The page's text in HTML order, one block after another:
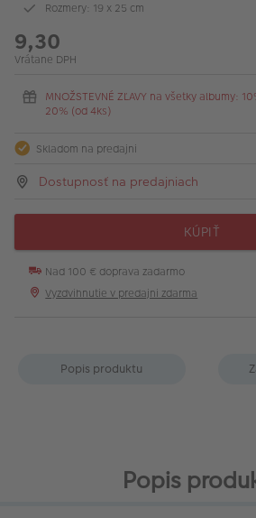
Rozmery: 19 x 25 cm
9,30
Vrátane DPH
MNOŽSTEVNÉ ZĽAVY na všetky albumy:
20% (od 4ks)
Skladom na predajni
Dostupnosť na predajniach
KÚPIŤ
Nad 100 € doprava zadarmo
Vyzdvihnutie v predajni zdarma
Popis produktu
Popis